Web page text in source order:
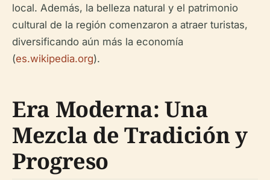
local. Además, la belleza natural y el patrimonio
cultural de la región comenzaron a atraer turistas,
diversificando aún más la economía
(es.wikipedia.org).
Era Moderna: Una
Mezcla de Tradición y
Progreso